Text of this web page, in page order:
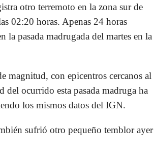
otro terremoto en la zona sur de
02:20 horas. Apenas 24 horas
la pasada madrugada del martes en la
magnitud, con epicentros cercanos al
ocurrido esta pasada madruga ha
los mismos datos del IGN.
sufrió otro pequeño temblor ayer